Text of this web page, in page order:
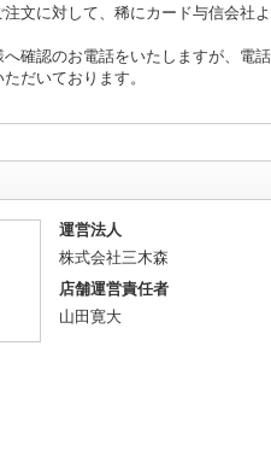
文に対して、稀にカード与信会社
確認のお電話をいたしますが、電
だいております。
運営法人
株式会社三木森
店舗運営責任者
山田寛大